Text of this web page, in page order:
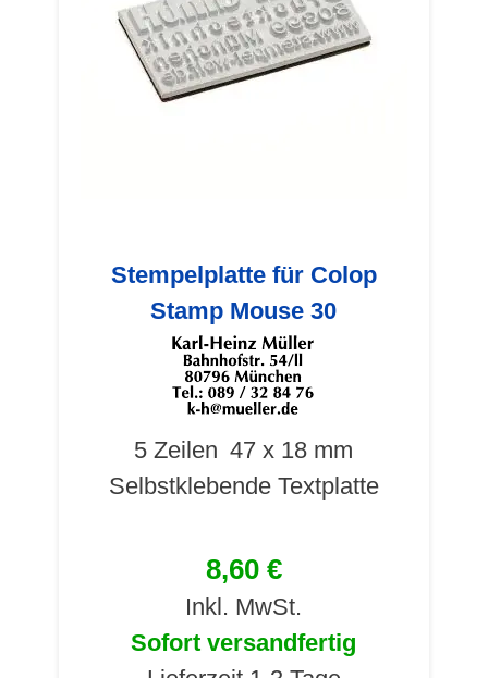
Stempelplatte für Colop
Stamp Mouse 30
5 Zeilen 47 x 18 mm
Selbstklebende Textplatte
8,60 €
Inkl. MwSt.
Sofort versandfertig